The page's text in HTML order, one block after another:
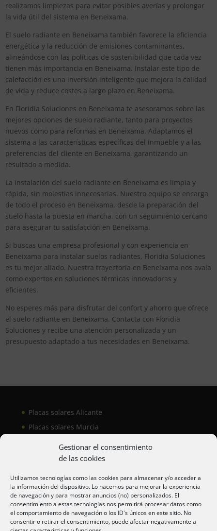
Gestionar el consentimiento
de las cookies
Utilizamos tecnologías como las cookies para almacenar y/o acceder a
la información del dispositivo. Lo hacemos para mejorar la experiencia
de navegación y para mostrar anuncios (no) personalizados. El
consentimiento a estas tecnologías nos permitirá procesar datos como
el comportamiento de navegación o los ID's únicos en este sitio. No
consentir o retirar el consentimiento, puede afectar negativamente a
realizamos limpiezas para evitar posibles averías y prolongar
la vida útil del sistema en Beneixama.
El suelo radiante en Beneixama también favorece la eficiencia
energética y la reducción de emisiones contaminantes,
alineándose con las políticas de sostenibilidad que cada vez
tienen más importancia en Beneixama. Instalar este tipo de
calefacción es una inversión inteligente que mejora la calidad
de vida y reduce costes a largo plazo en Beneixama.
En Floridia Soluciones en Beneixama te asesoramos sobre las
mejores opciones de suelo radiante, tanto para proyectos
nuevos como para reformas en Beneixama. Adaptamos el
sistema a las características específicas del inmueble y a las
preferencias del cliente en Beneixama, garantizando un
resultado a medida.
La instalación del suelo radiante en Beneixama es limpia y
rápida, sin molestias innecesarias. Nuestro equipo se encarga
de todo el proceso en Beneixama, desde la preparación del
suelo hasta la puesta en marcha, con un seguimiento cercano
para asegurar tu satisfacción en Beneixama.
Si buscas una empresa profesional y con experiencia en
Beneixama para instalar suelos radiantes, Floridia Soluciones
es tu mejor aliado. Nuestra trayectoria en Beneixama nos avala
como expertos en soluciones térmicas innovadoras y
eficientes.
No esperes más para disfrutar del confort y ahorro que ofrece
el suelo radiante en Beneixama. Contacta con Floridia
Soluciones y recibe una atención personalizada y un
presupuesto adaptado a tus necesidades en Beneixama.
Placas solares Alicante
Placas solares Murcia
Aire acondicionado Alicante
Aire acondicionador Murcia
Aire acondicionado San Juan